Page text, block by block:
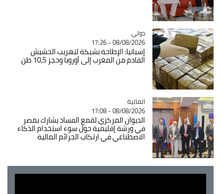
Catégorie
دولي
08/08/2026 - 17:26
إسبانيا: الإطاحة بشبكة لتهريب الحشيش
القادم من المغرب إلى أوروبا وحجز 10,5 طن
Catégorie
المالية
08/08/2026 - 17:08
الديوان المركزي لقمع الفساد يشارك بمصر
في ورشة إقليمية حول سوء استخدام الذكاء
الاصطناعي في ارتكاب الجرائم المالية